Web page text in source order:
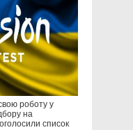
роботу у
на
список